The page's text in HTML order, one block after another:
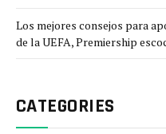
Los mejores consejos para
de la UEFA, Premiership
CATEGORIES